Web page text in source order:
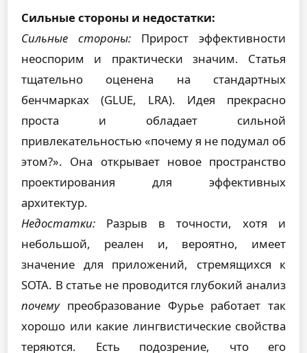
Сильные стороны и недостатки:
Сильные стороны: Прирост эффективности
неоспорим и практически значим. Статья
тщательно оценена на стандартных
бенчмарках (GLUE, LRA). Идея прекрасно
проста и обладает сильной
привлекательностью «почему я не подумал об
этом?». Она открывает новое пространство
проектирования для эффективных
архитектур.
Недостатки: Разрыв в точности, хотя и
небольшой, реален и, вероятно, имеет
значение для приложений, стремящихся к
SOTA. В статье не проводится глубокий анализ
почемупреобразование Фурье работает так
хорошо или какие лингвистические свойства
теряются. Есть подозрение, что его